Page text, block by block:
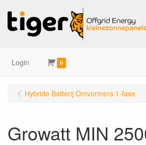
Login 0
Hybride Batterij Omvormers 1-fase
Growatt MIN